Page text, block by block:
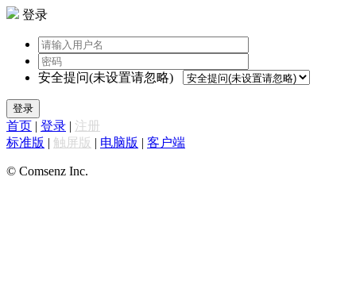
登录
安全提问(未设置请忽略)
登录
首页 | 登录 | 注册
标准版 | 触屏版 | 电脑版 | 客户端
© Comsenz Inc.